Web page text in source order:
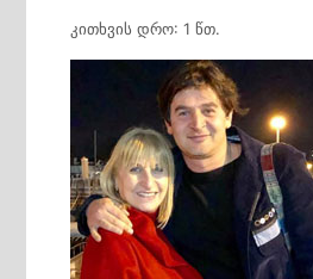
კითხვის დრო: 1 წთ.